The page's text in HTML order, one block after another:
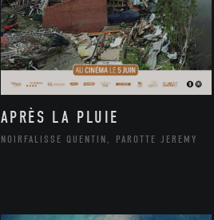
APRÈS LA PLUIE
NOIRFALISSE QUENTIN, PAROTTE JEREMY